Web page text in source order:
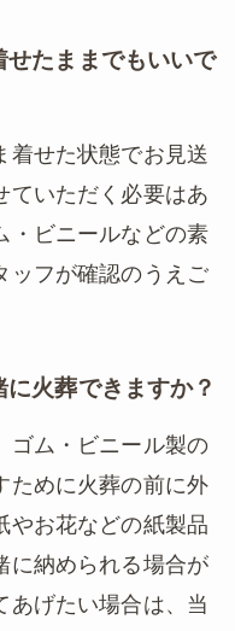
たままでもいいで
着せた状態でお見送
ていただく必要はあ
・ビニールなどの素
ッフが確認のうえご
火葬できますか？
ゴム・ビニール製の
ために火葬の前に外
やお花などの紙製品
に納められる場合が
あげたい場合は、当